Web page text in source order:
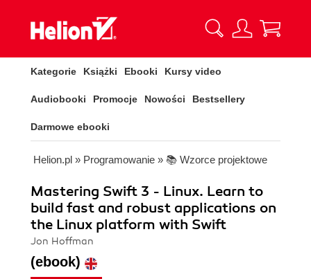
Kategorie Książki Ebooki Kursy video
Audiobooki Promocje Nowości Bestsellery
Darmowe ebooki
Helion.pl » Programowanie » 📚 Wzorce projektowe
Mastering Swift 3 - Linux. Learn to
build fast and robust applications on
the Linux platform with Swift
Jon Hoffman
(ebook)